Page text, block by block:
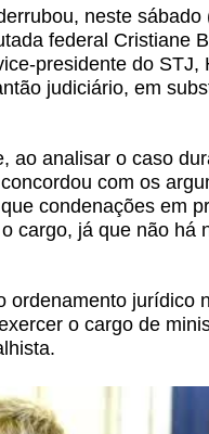
neste sábado
federal Cristiane
presidente do STJ,
judiciário, em
ao analisar o caso
com os
condenações em
cargo, já que não há
ordenamento jurídico
o cargo de